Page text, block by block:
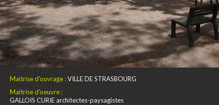
Maitrise d'ouvrage :VILLE DE STRASBOURG
Maitrise d'oeuvre :
GALLOIS CURIE architectes-paysagistes